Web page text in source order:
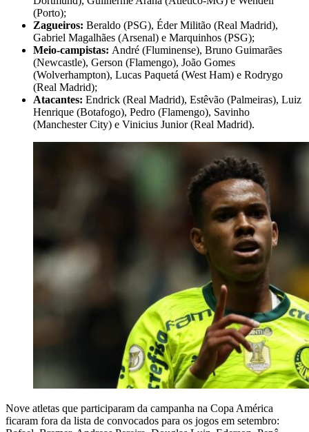
(Porto);
Zagueiros: Beraldo (PSG), Éder Militão (Real Madrid),
Gabriel Magalhães (Arsenal) e Marquinhos (PSG);
Meio-campistas: André (Fluminense), Bruno Guimarães
(Newcastle), Gerson (Flamengo), João Gomes
(Wolverhampton), Lucas Paquetá (West Ham) e Rodrygo
(Real Madrid);
Atacantes: Endrick (Real Madrid), Estêvão (Palmeiras), Luiz
Henrique (Botafogo), Pedro (Flamengo), Savinho
(Manchester City) e Vinicius Junior (Real Madrid).
Nove atletas que participaram da campanha na Copa América
ficaram fora da lista de convocados para os jogos em setembro: